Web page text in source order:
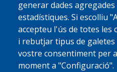
generar dades
estadístiques. Si escolliu
accepteu l'ús de totes les
i rebutjar tipus de
vostre consentiment per
moment a "Configuració".